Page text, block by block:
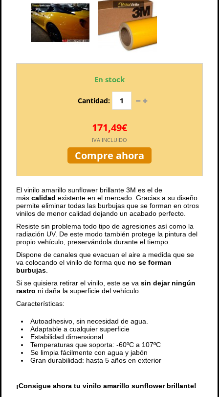
En stock
Cantidad:
171,49€
IVA INCLUIDO
Compre ahora
El vinilo amarillo sunflower brillante 3M es el de
más calidad existente en el mercado. Gracias a su diseño
permite eliminar todas las burbujas que se forman en otros
vinilos de menor calidad dejando un acabado perfecto.
Resiste sin problema todo tipo de agresiones así como la
radiación UV. De este modo también protege la pintura del
propio vehículo, preservándola durante el tiempo.
Dispone de canales que evacuan el aire a medida que se
va colocando el vinilo de forma que no se forman
burbujas
Si se quisiera retirar el vinilo, este se va sin dejar ningún
rastro ni daña la superficie del vehículo.
Características:
Autoadhesivo, sin necesidad de agua.
Adaptable a cualquier superficie
Estabilidad dimensional
Temperaturas que soporta: -60ºC a 107ºC
Se limpia fácilmente con agua y jabón
Gran durabilidad: hasta 5 años en exterior
¡Consigue ahora tu vinilo amarillo sunflower brillante!